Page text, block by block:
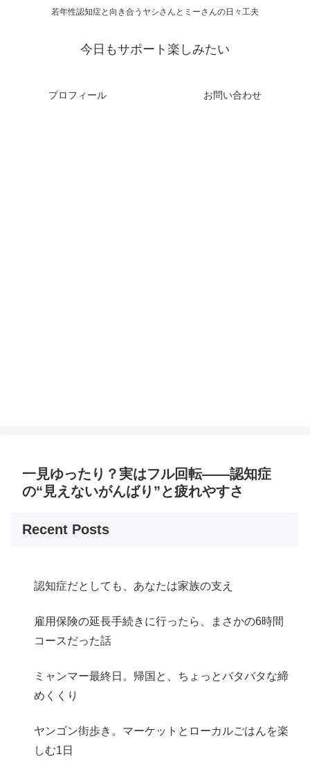
若年性認知症と向き合うヤシさんとミーさんの日々工夫
今日もサポート楽しみたい
プロフィール お問い合わせ
一見ゆったり？実はフル回転——認知症
の“見えないがんばり”と疲れやすさ
Recent Posts
認知症だとしても、あなたは家族の支え
雇用保険の延長手続きに行ったら、まさかの6時間
コースだった話
ミャンマー最終日。帰国と、ちょっとバタバタな締
めくくり
ヤンゴン街歩き。マーケットとローカルごはんを楽
しむ1日